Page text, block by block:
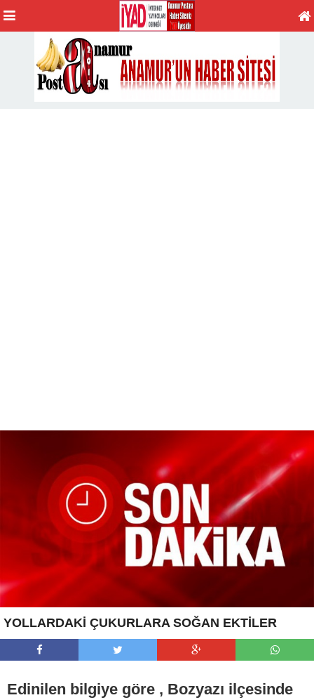
YOLLARDAKİ ÇUKURLARA SOĞAN EKTİLER
Edinilen bilgiye göre , Bozyazı ilçesinde